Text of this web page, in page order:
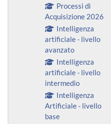
Processi di
Acquisizione 2026
Intelligenza
artificiale - livello
avanzato
Intelligenza
artificiale - livello
intermedio
Intelligenza
Artificiale - livello
base